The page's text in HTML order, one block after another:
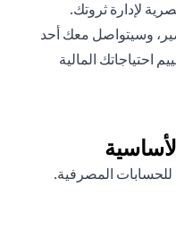
لإدارة ثروتك.
وسيتواصل معك أحد
24 ساعة لتقييم احتياجاتك المالية
للحسابات المصرفية.